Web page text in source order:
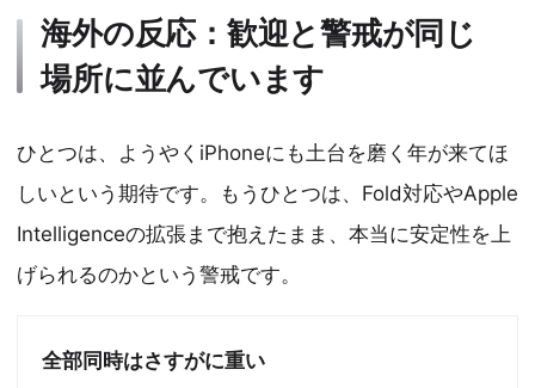
海外の反応：歓迎と警戒が同じ
場所に並んでいます
ひとつは、ようやくiPhoneにも土台を磨く年が来てほ
しいという期待です。もうひとつは、Fold対応やApple
Intelligenceの拡張まで抱えたまま、本当に安定性を上
げられるのかという警戒です。
全部同時はさすがに重い